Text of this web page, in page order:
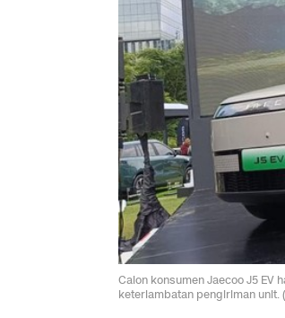
Calon konsumen Jaecoo J5 EV
keterlambatan pengiriman unit.